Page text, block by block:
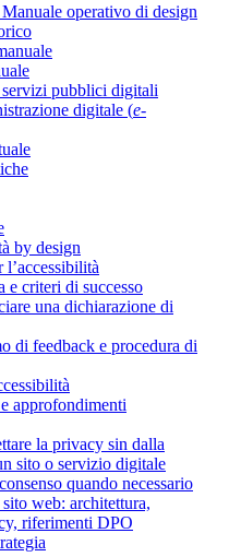
operativo di design
pubblici digitali
digitale (e-
by design
e criteri di successo
una dichiarazione di
di feedback e procedura di
approfondimenti
la privacy sin dalla
sito o servizio digitale
quando necessario
web: architettura,
riferimenti DPO